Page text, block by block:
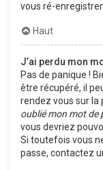
vous ré-
Haut
J’ai perdu mon
Pas de panique !
être récupéré, il
rendez vous sur la
oublié mon mot de
vous devriez
Si toutefois vous
passe, contactez